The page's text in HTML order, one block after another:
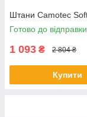
Штани Camotec
Готово до відправки
1 093 ₴ 2 804 ₴
Купити